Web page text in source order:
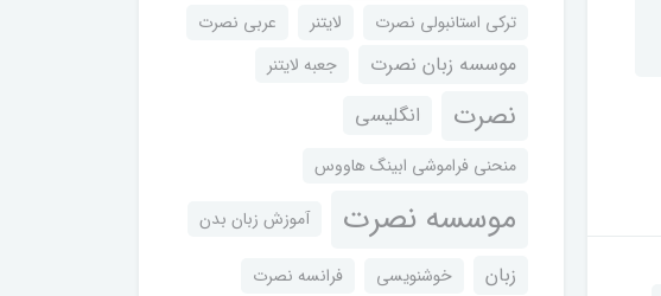
ترکی استانبولی نصرت
لایتنر عربی نصرت
موسسه زبان نصرت جعبه لایتنر
نصرت انگلیسی
منحنی فراموشی ابینگ هاووس
موسسه نصرت آموزش زبان بدن
زبان خوشنویسی فرانسه نصرت